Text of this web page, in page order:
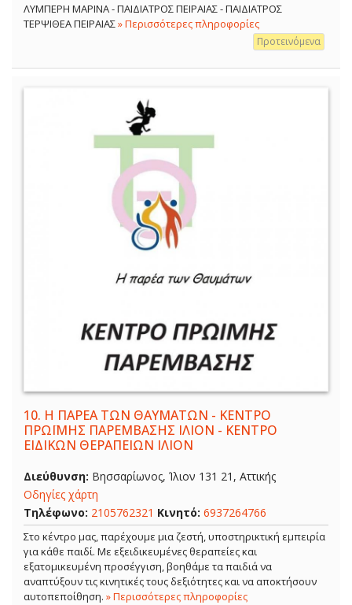
ΛΥΜΠΕΡΗ ΜΑΡΙΝΑ - ΠΑΙΔΙΑΤΡΟΣ ΠΕΙΡΑΙΑΣ - ΠΑΙΔΙΑΤΡΟΣ
ΤΕΡΨΙΘΕΑ ΠΕΙΡΑΙΑΣ» Περισσότερες πληροφορίες
Προτεινόμενα
10. Η ΠΑΡΕΑ ΤΩΝ ΘΑΥΜΑΤΩΝ - ΚΕΝΤΡΟ
ΠΡΩΪΜΗΣ ΠΑΡΕΜΒΑΣΗΣ ΙΛΙΟΝ - ΚΕΝΤΡΟ
ΕΙΔΙΚΩΝ ΘΕΡΑΠΕΙΩΝ ΙΛΙΟΝ
Διεύθυνση: Βησσαρίωνος, Ίλιον 131 21, Αττικής
Οδηγίες χάρτη
Τηλέφωνο: 2105762321 Κινητό: 6937264766
Στο κέντρο μας, παρέχουμε μια ζεστή, υποστηρικτική εμπειρία
για κάθε παιδί. Με εξειδικευμένες θεραπείες και
εξατομικευμένη προσέγγιση, βοηθάμε τα παιδιά να
αναπτύξουν τις κινητικές τους δεξιότητες και να αποκτήσουν
αυτοπεποίθηση. » Περισσότερες πληροφορίες